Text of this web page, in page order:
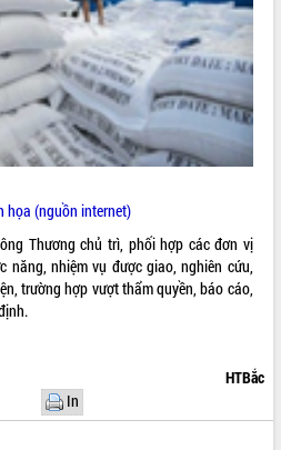
họa (nguồn internet)
Thương chủ trì, phối hợp các đơn vị
năng, nhiệm vụ được giao, nghiên cứu,
trường hợp vượt thẩm quyền, báo cáo,
HTBắc
In